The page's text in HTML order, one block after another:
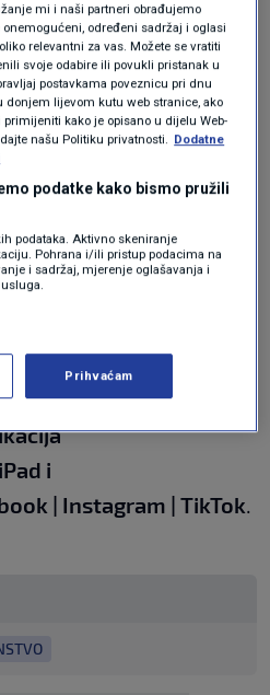
situaciju.
ili kratku i izbjeći
elektriciteta?
- aluminij. Aluminij je
statički električni
foliju preko
ćete ukloniti statičku
od korijena do vrhova.
i
| Instagram | TikTok.
mi i naši partneri obrađujemo
određeni sadržaj i oglasi
relevantni za vas. Možete se vratiti
svoje odabire ili povukli pristanak u
postavkama poveznicu pri dnu
donjem lijevom kutu web stranice, ako
kako je opisano u dijelu Web-
našu Politiku privatnosti. Dodatne
podatke kako bismo pružili
podataka. Aktivno skeniranje
Pohrana i/ili pristup podacima na
i sadržaj, mjerenje oglašavanja i
Prihvaćam